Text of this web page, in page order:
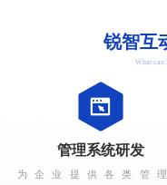
锐智互
管理系统研发
为企业提供各类管